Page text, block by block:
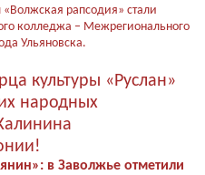
рапсодия» стали
колледжа – Межрегионального
Ульяновска.
в Заволжье отметили